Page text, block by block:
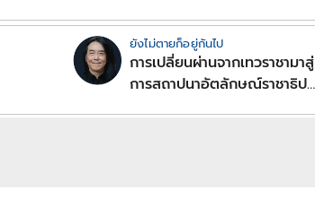
ยังไม่ตายก็อยู่กันไป
การเปลี่ยนผ่านจากเทวราชามาสู่
การสถาปนาอัตลักษณ์ราชาธิป